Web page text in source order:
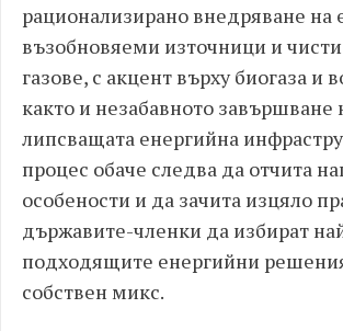
рационализирано внедряване на
възобновяеми източници и чисти
газове, с акцент върху биогаза и
както и незабавното завършване
липсващата енергийна
процес обаче следва да отчита
особености и да зачита изцяло
държавите-членки да избират
подходящите енергийни
собствен микс.